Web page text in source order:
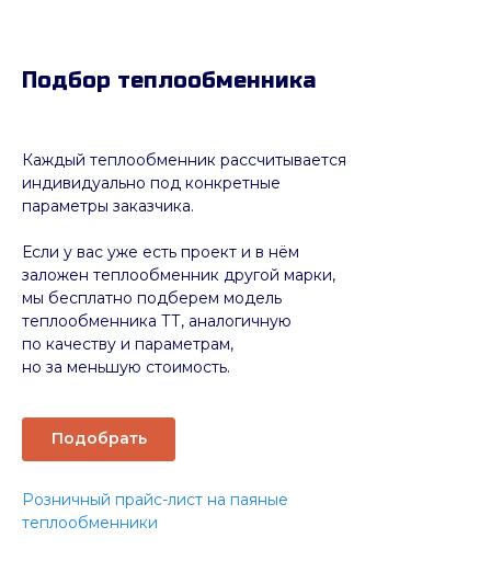
Подбор теплообменника
Подобрать
Каждый теплообменник рассчитывается
индивидуально под конкретные
параметры заказчика.
Если у вас уже есть проект и в нём
заложен теплообменник другой марки,
мы бесплатно подберем модель
теплообменника ТТ, аналогичную
по качеству и параметрам,
но за меньшую стоимость.
Розничный прайс-лист на паяные
теплообменники